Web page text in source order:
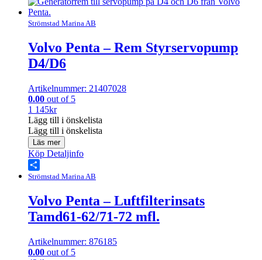
Share
Strömstad Marina AB
Volvo Penta – Rem Styrservopump
D4/D6
Artikelnummer: 21407028
0.00 out of 5
1 145kr
Lägg till i önskelista
Lägg till i önskelista
Läs mer
Köp Detaljinfo
Share
Strömstad Marina AB
Volvo Penta – Luftfilterinsats
Tamd61-62/71-72 mfl.
Artikelnummer: 876185
0.00 out of 5